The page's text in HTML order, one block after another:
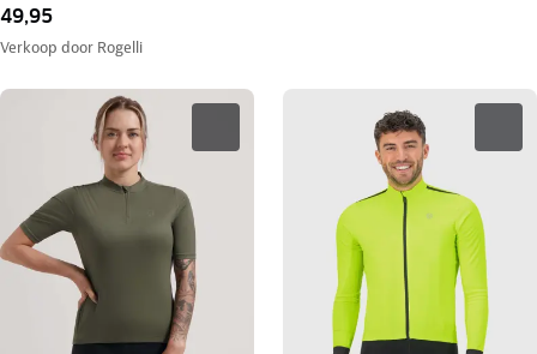
49,95
Verkoop door Rogelli